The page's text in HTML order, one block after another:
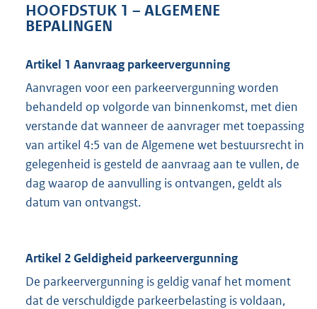
HOOFDSTUK 1 – ALGEMENE
BEPALINGEN
Artikel 1 Aanvraag parkeervergunning
Aanvragen voor een parkeervergunning worden
behandeld op volgorde van binnenkomst, met dien
verstande dat wanneer de aanvrager met toepassing
van artikel 4:5 van de Algemene wet bestuursrecht in
gelegenheid is gesteld de aanvraag aan te vullen, de
dag waarop de aanvulling is ontvangen, geldt als
datum van ontvangst.
Artikel 2 Geldigheid parkeervergunning
De parkeervergunning is geldig vanaf het moment
dat de verschuldigde parkeerbelasting is voldaan,